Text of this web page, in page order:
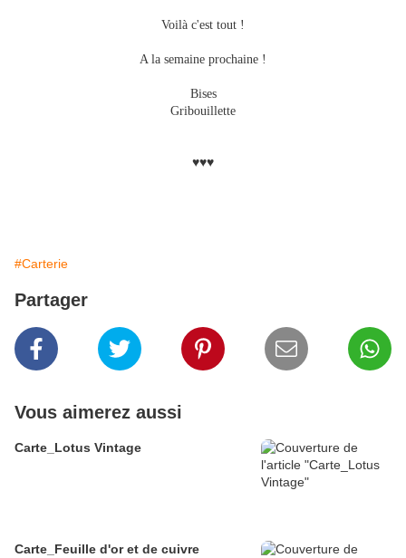
Voilà c'est tout !
A la semaine prochaine !
Bises
Gribouillette
♥♥♥
#Carterie
Partager
Vous aimerez aussi
Carte_Lotus Vintage
Carte_Feuille d'or et de cuivre